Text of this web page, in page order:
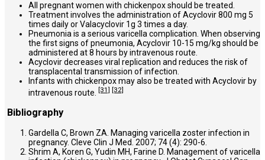
All pregnant women with chickenpox should be treated.
Treatment involves the administration of Acyclovir 800 mg 5
times daily or Valacyclovir 1g 3 times a day.
Pneumonia is a serious varicella complication. When observing
the first signs of pneumonia, Acyclovir 10-15 mg/kg should be
administered at 8 hours by intravenous route.
Acyclovir decreases viral replication and reduces the risk of
transplacental transmission of infection.
Infants with chickenpox may also be treated with Acyclovir by
intravenous route.
[31] [32]
Bibliography
Gardella C, Brown ZA. Managing varicella zoster infection in
pregnancy. Cleve Clin J Med. 2007; 74 (4): 290-6.
Shrim A, Koren G, Yudin MH, Farine D. Management of varicella